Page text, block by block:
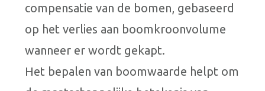
compensatie van de bomen, gebaseerd
op het verlies aan boomkroonvolume
wanneer er wordt gekapt.
Het bepalen van boomwaarde helpt om